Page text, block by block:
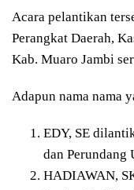
Acara pelantikan
Perangkat Daerah,
Kab. Muaro Jambi
Adapun nama nama
EDY, SE
dan Perundang
HADIAWAN,